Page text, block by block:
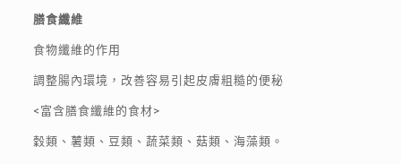
膳食纖維
食物纖維的作用
調整腸內環境，改善容易引起皮膚粗糙的便秘
<富含膳食纖維的食材>
穀類、薯類、豆類、蔬菜類、菇類、海藻類。